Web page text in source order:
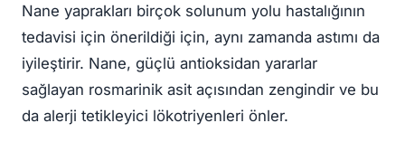
Nane yaprakları birçok solunum yolu hastalığının
tedavisi için önerildiği için, aynı zamanda astımı da
iyileştirir. Nane, güçlü antioksidan yararlar
sağlayan rosmarinik asit açısından zengindir ve bu
da alerji tetikleyici lökotriyenleri önler.